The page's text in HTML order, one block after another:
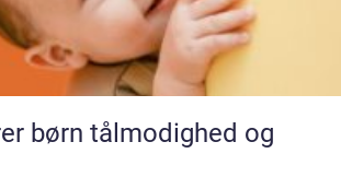
børn tålmodighed og